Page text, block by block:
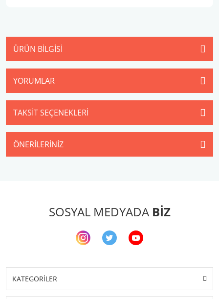
ÜRÜN BILGISI
YORUMLAR
TAKSIT SEÇENEKLERI
ÖNERILERINIZ
SOSYAL MEDYADA BİZ
KATEGORİLER